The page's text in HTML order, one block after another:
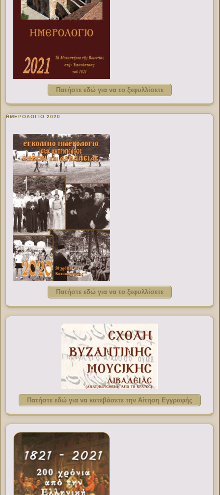
Πατήστε εδώ για να το ξεφυλλίσετε
ΗΜΕΡΟΛΟΓΙΟ 2020
Πατήστε εδώ για να το ξεφυλλίσετε
Πατήστε εδώ για να κατεβάσετε την Αίτηση Εγγραφής